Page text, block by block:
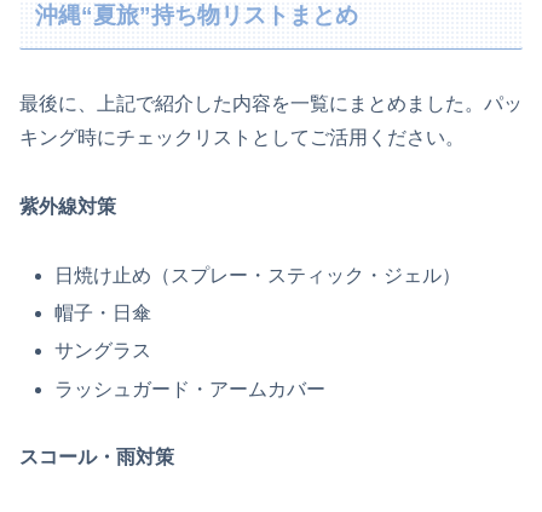
沖縄“夏旅”持ち物リストまとめ
最後に、上記で紹介した内容を一覧にまとめました。パッ
キング時にチェックリストとしてご活用ください。
紫外線対策
日焼け止め（スプレー・スティック・ジェル）
帽子・日傘
サングラス
ラッシュガード・アームカバー
スコール・雨対策